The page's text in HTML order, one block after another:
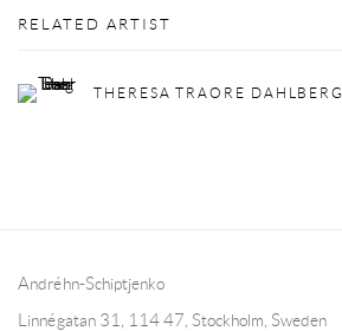
RELATED ARTIST
THERESA TRAORE DAHLBERG
Andréhn-Schiptjenko
Linnégatan 31, 114 47, Stockholm, Sweden